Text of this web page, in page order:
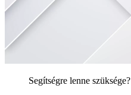
Segítségre lenne szüksége?